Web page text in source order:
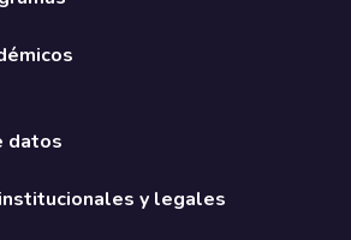
datos
y legales